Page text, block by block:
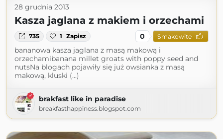
28 grudnia 2013
Kasza jaglana z makiem i orzechami
735 1 Zapisz 0 Smakowite
bananowa kasza jaglana z masą makową i
orzechamibanana millet groats with poppy seed and
nutsNa blogach pojawiły się już owsianka z masą
makową, kluski (...)
brakfast like in paradise
breakfasthappiness.blogspot.com